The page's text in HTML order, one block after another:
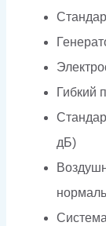
Гибкий
дБ)